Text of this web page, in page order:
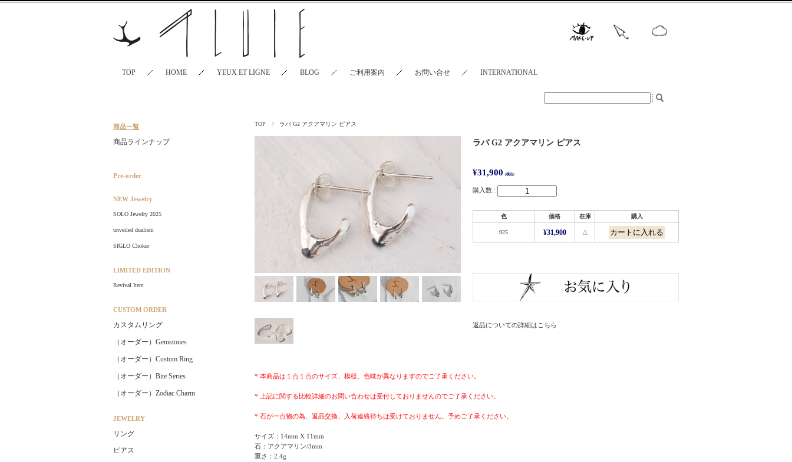
TOP HOME YEUX ET LIGNE BLOG ご利用案内 お問い合せ INTERNATIONAL
TOP ラバ G2 アクアマリン ピアス
ラバ G2 アクアマリン ピアス
¥31,900 (税込)
購入数 :
色 価格 在庫 購入
925 ¥31,900 △
返品についての詳細はこちら
* 本商品は１点１点のサイズ、模様、色味が異なりますのでご了承ください。
* 上記に関する比較詳細のお問い合わせは受付しておりませんのでご了承ください。
* 石が一点物の為、返品交換、入荷連絡待ちは受けておりません。予めご了承ください。
サイズ：14mm X 11mm
石：アクアマリン/3mm
重さ：2.4g
商品一覧
商品ラインナップ
Pre-order
NEW Jewelry
SOLO Jewelry 2025
unveiled dualism
SIGLO Choker
LIMITED EDITION
Revival Item
CUSTOM ORDER
カスタムリング
（オーダー）Gemstones
（オーダー）Custom Ring
（オーダー）Bite Series
（オーダー）Zodiac Charm
JEWELRY
リング
ピアス